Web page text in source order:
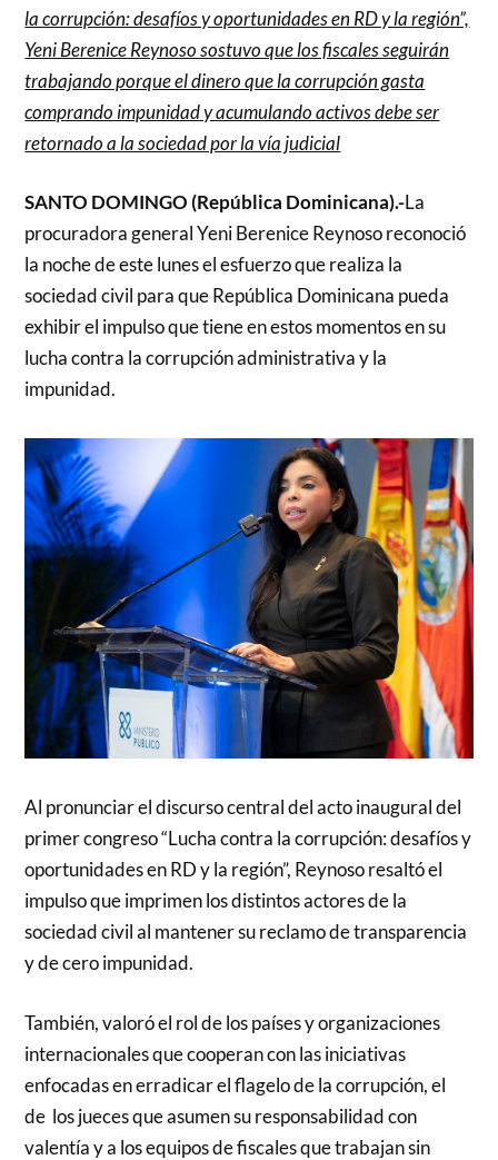
la corrupción: desafíos y oportunidades en RD y la región”,
Yeni Berenice Reynoso sostuvo que los fiscales seguirán
trabajando porque el dinero que la corrupción gasta
comprando impunidad y acumulando activos debe ser
retornado a la sociedad por la vía judicial
SANTO DOMINGO (República Dominicana).-La
procuradora general Yeni Berenice Reynoso reconoció
la noche de este lunes el esfuerzo que realiza la
sociedad civil para que República Dominicana pueda
exhibir el impulso que tiene en estos momentos en su
lucha contra la corrupción administrativa y la
impunidad.
Al pronunciar el discurso central del acto inaugural del
primer congreso “Lucha contra la corrupción: desafíos y
oportunidades en RD y la región”, Reynoso resaltó el
impulso que imprimen los distintos actores de la
sociedad civil al mantener su reclamo de transparencia
y de cero impunidad.
También, valoró el rol de los países y organizaciones
internacionales que cooperan con las iniciativas
enfocadas en erradicar el flagelo de la corrupción, el
de los jueces que asumen su responsabilidad con
valentía y a los equipos de fiscales que trabajan sin